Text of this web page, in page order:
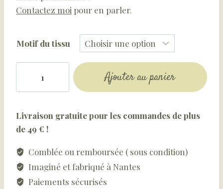
Contactez moi pour en parler.
Motif du tissu
Lacets
baskets
fantaisies
fleuris
Ajouter au panier
Livraison gratuite pour les commandes de plus
de 49 € !
Comblée ou remboursée ( sous condition)
Imaginé et fabriqué à Nantes
Paiements sécurisés